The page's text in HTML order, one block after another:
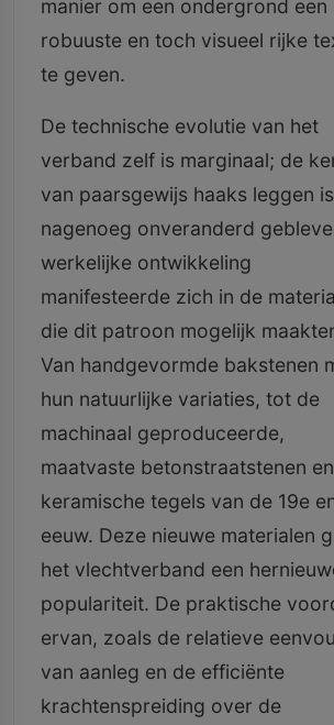
manier om een ondergrond een
robuuste en toch visueel rijke
te geven.
De technische evolutie van het
verband zelf is marginaal; de
van paarsgewijs haaks leggen is
nagenoeg onveranderd
werkelijke ontwikkeling
manifesteerde zich in de
die dit patroon mogelijk
Van handgevormde bakstenen
hun natuurlijke variaties, tot de
machinaal geproduceerde,
maatvaste betonstraatstenen en
keramische tegels van de 19e
eeuw. Deze nieuwe materialen
het vlechtverband een
populariteit. De praktische
ervan, zoals de relatieve
van aanleg en de efficiënte
krachtenspreiding over de